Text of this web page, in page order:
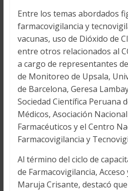
Entre los temas abordados
farmacovigilancia y
vacunas, uso de Dióxido de
entre otros relacionados al
a cargo de representantes
de Monitoreo de Upsala,
de Barcelona, Geresa
Sociedad Científica Peruana
Médicos, Asociación
Farmacéuticos y el Centro
Farmacovigilancia y
Al término del ciclo de
de Farmacovigilancia,
Maruja Crisante, destacó